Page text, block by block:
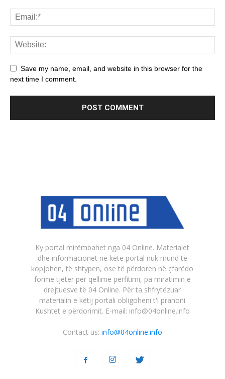
Save my name, email, and website in this browser for the
next time I comment.
Ky portal mirëmbahet nga 04 Online. Materialet
dhe informacionet në këtë portal nuk mund të
kopjohen, të shtypen, ose të përdoren në çfarëdo
forme tjetër për qëllime përfitimi, pa miratimin e
drejtuesve të 04 Online. Për ta shfrytëzuar
materialin e këtij portali obligoheni t'i pranoni
Kushtet e përdorimit. E-mail: info@04online.info
Contact us: info@04online.info